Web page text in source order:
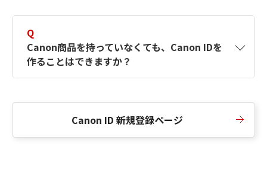
Q
Canon商品を持っていなくても、Canon IDを
作ることはできますか？
Canon ID 新規登録ページ